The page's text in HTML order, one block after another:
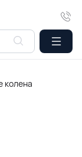
колена